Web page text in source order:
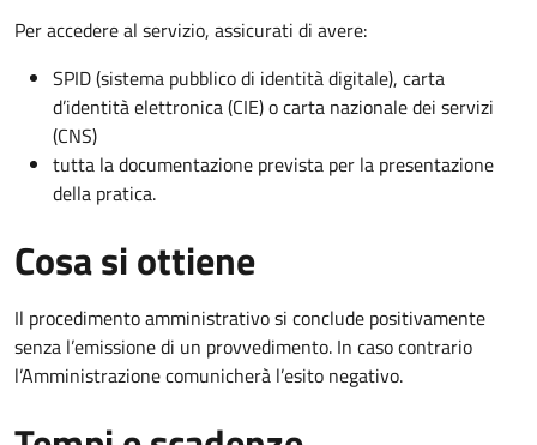
Per accedere al servizio, assicurati di avere:
SPID (sistema pubblico di identità digitale), carta
d’identità elettronica (CIE) o carta nazionale dei servizi
(CNS)
tutta la documentazione prevista per la presentazione
della pratica.
Cosa si ottiene
Il procedimento amministrativo si conclude positivamente
senza l’emissione di un provvedimento. In caso contrario
l’Amministrazione comunicherà l’esito negativo.